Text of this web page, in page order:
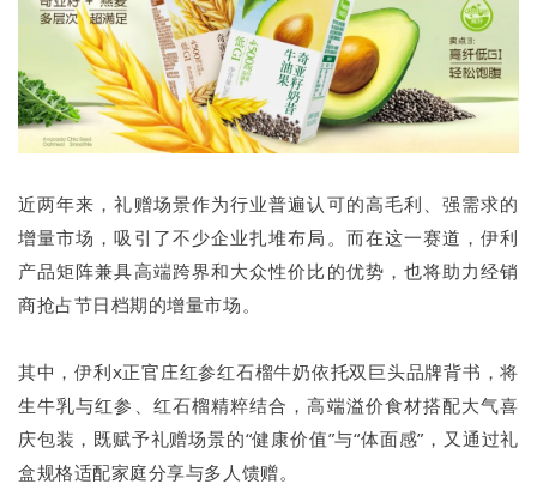
近两年来，礼赠场景作为行业普遍认可的高毛利、强需求的
增量市场，吸引了不少企业扎堆布局。而在这一赛道，伊利
产品矩阵兼具高端跨界和大众性价比的优势，也将助力经销
商抢占节日档期的增量市场。
其中，伊利x正官庄红参红石榴牛奶依托双巨头品牌背书，将
生牛乳与红参、红石榴精粹结合，高端溢价食材搭配大气喜
庆包装，既赋予礼赠场景的“健康价值”与“体面感”，又通过礼
盒规格适配家庭分享与多人馈赠。